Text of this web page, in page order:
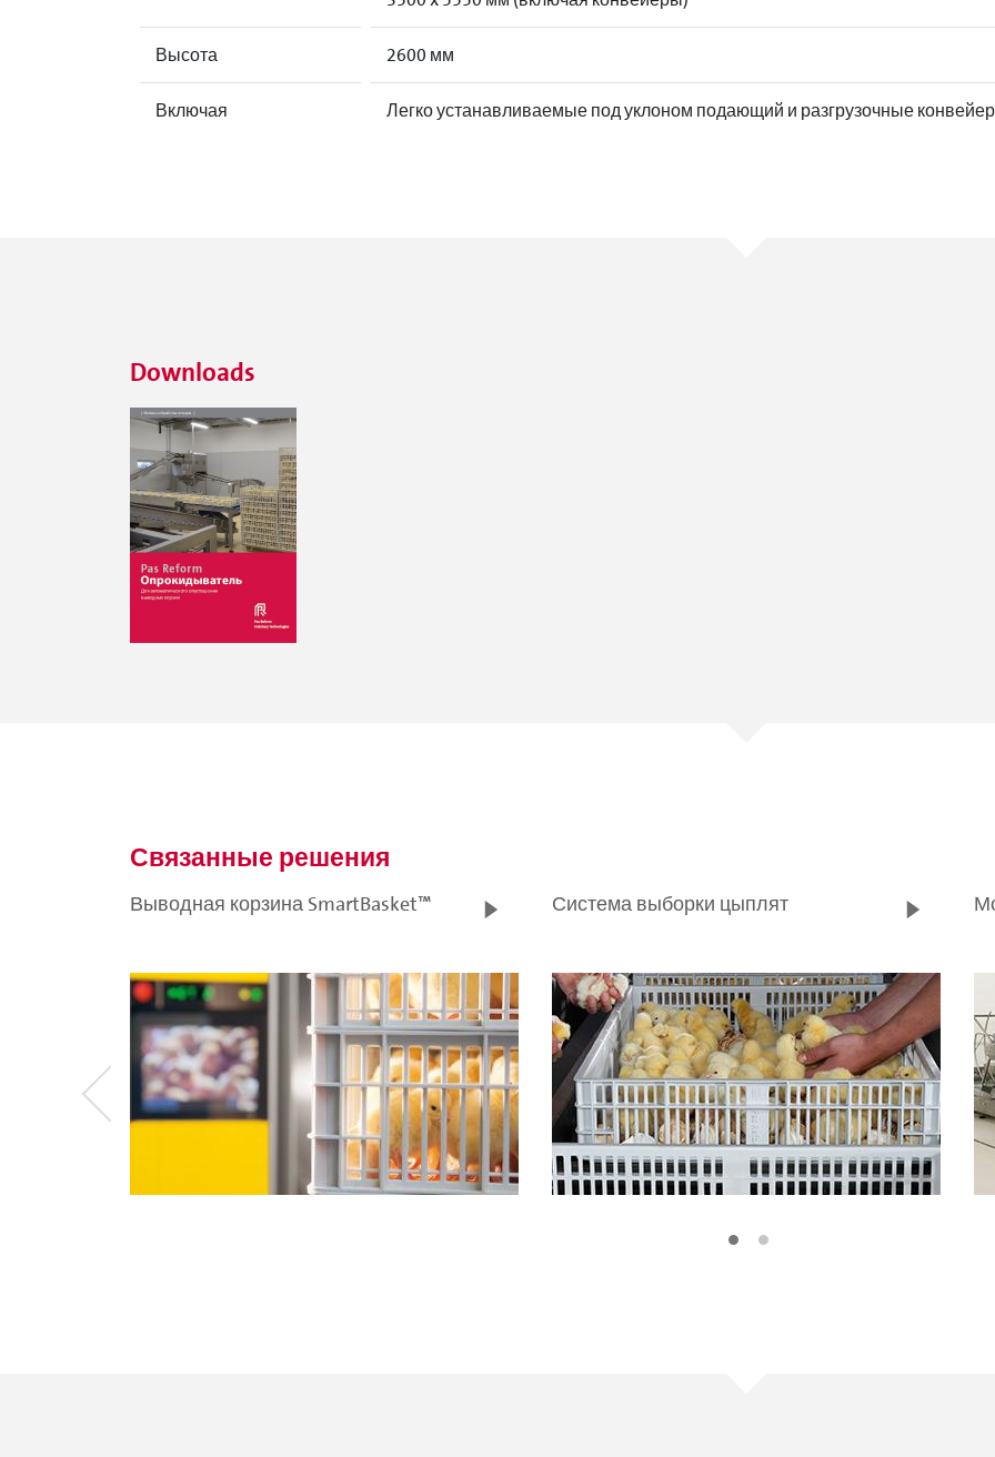
Высота 2600 мм
Включая Легко устанавливаемые под уклоном подающий и разгрузочные
Downloads
Связанные решения
Выводная корзина SmartBasket™ Система выборки цыплят